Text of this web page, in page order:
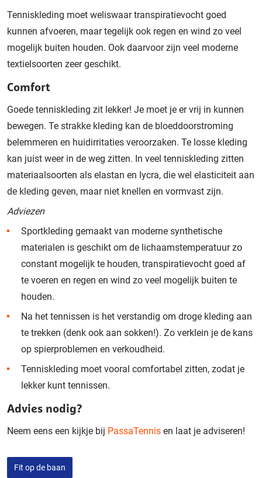
Tenniskleding moet weliswaar transpiratievocht goed
kunnen afvoeren, maar tegelijk ook regen en wind zo veel
mogelijk buiten houden. Ook daarvoor zijn veel moderne
textielsoorten zeer geschikt.
Comfort
Goede tenniskleding zit lekker! Je moet je er vrij in kunnen
bewegen. Te strakke kleding kan de bloeddoorstroming
belemmeren en huidirritaties veroorzaken. Te losse kleding
kan juist weer in de weg zitten. In veel tenniskleding zitten
materiaalsoorten als elastan en lycra, die wel elasticiteit aan
de kleding geven, maar niet knellen en vormvast zijn.
Adviezen
Sportkleding gemaakt van moderne synthetische
materialen is geschikt om de lichaamstemperatuur zo
constant mogelijk te houden, transpiratievocht goed af
te voeren en regen en wind zo veel mogelijk buiten te
houden.
Na het tennissen is het verstandig om droge kleding aan
te trekken (denk ook aan sokken!). Zo verklein je de kans
op spierproblemen en verkoudheid.
Tenniskleding moet vooral comfortabel zitten, zodat je
lekker kunt tennissen.
Advies nodig?
Neem eens een kijkje bij PassaTennis en laat je adviseren!
Fit op de baan